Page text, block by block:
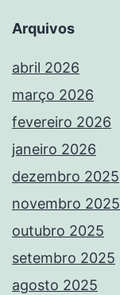
Arquivos
abril 2026
março 2026
fevereiro 2026
janeiro 2026
dezembro 2025
novembro 2025
outubro 2025
setembro 2025
agosto 2025